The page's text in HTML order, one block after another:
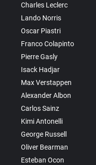
Charles Leclerc
Lando Norris
Oscar Piastri
Franco Colapinto
Pierre Gasly
Isack Hadjar
Max Verstappen
Alexander Albon
Carlos Sainz
Kimi Antonelli
George Russell
Oliver Bearman
Esteban Ocon